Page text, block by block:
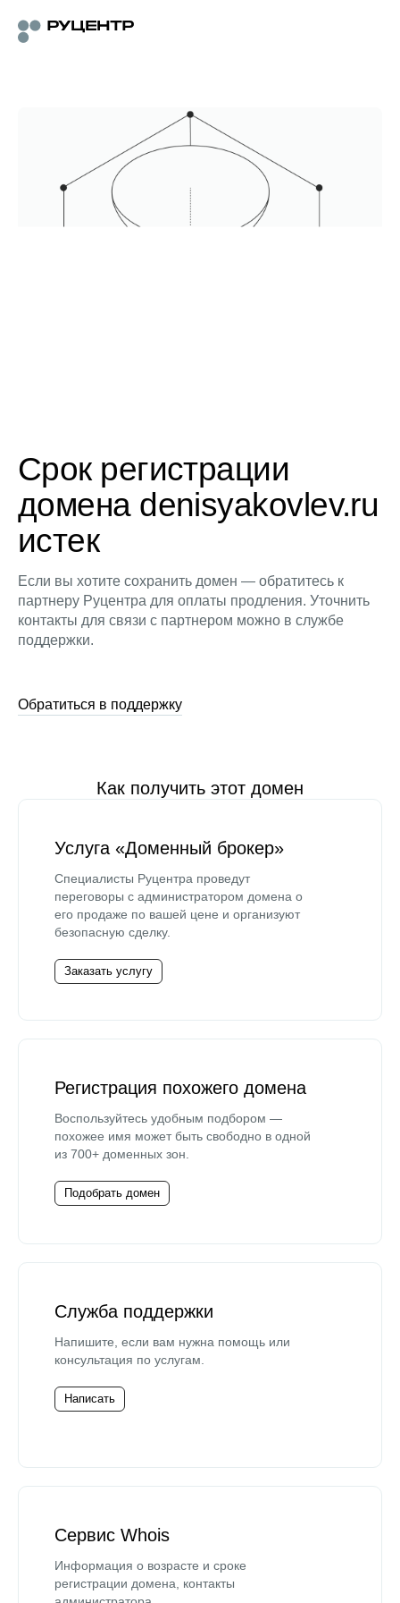
Срок регистрации
домена denisyakovlev.ru
истек
Если вы хотите сохранить домен — обратитесь к
партнеру Руцентра для оплаты продления. Уточнить
контакты для связи с партнером можно в службе
поддержки.
Обратиться в поддержку
Как получить этот домен
Услуга «Доменный брокер»
Специалисты Руцентра проведут
переговоры с администратором домена о
его продаже по вашей цене и организуют
безопасную сделку.
Заказать услугу
Регистрация похожего домена
Воспользуйтесь удобным подбором —
похожее имя может быть свободно в одной
из 700+ доменных зон.
Подобрать домен
Служба поддержки
Напишите, если вам нужна помощь или
консультация по услугам.
Написать
Сервис Whois
Информация о возрасте и сроке
регистрации домена, контакты